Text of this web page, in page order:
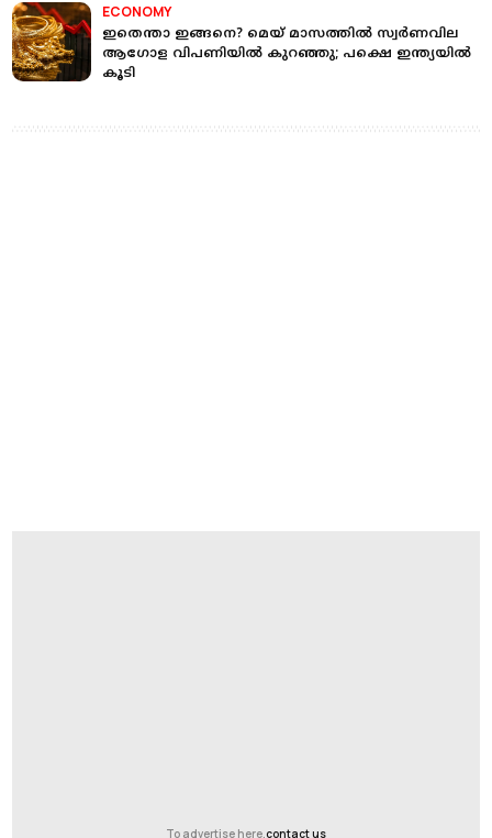
ECONOMY
ഇതെന്താ ഇങ്ങനെ? മെയ് മാസത്തില്‍ സ്വർണവില
ആഗോള വിപണിയില്‍ കുറഞ്ഞു; പക്ഷെ ഇന്ത്യയില്‍
കൂടി
To advertise here,contact us